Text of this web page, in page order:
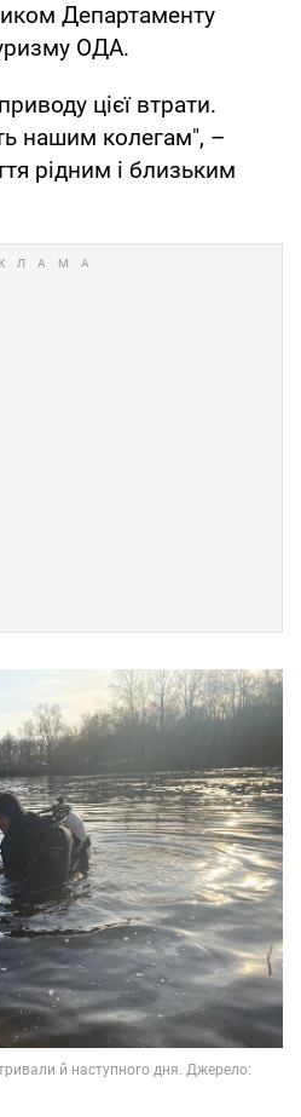
Департаменту
ОДА.
цієї втрати.
нашим колегам", –
рідним і близьким